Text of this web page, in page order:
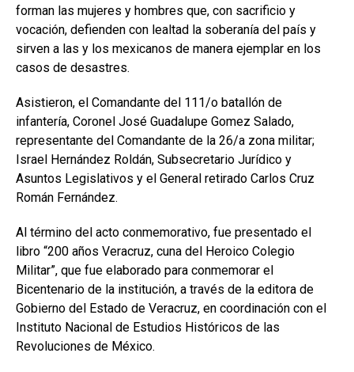
forman las mujeres y hombres que, con sacrificio y
vocación, defienden con lealtad la soberanía del país y
sirven a las y los mexicanos de manera ejemplar en los
casos de desastres.
Asistieron, el Comandante del 111/o batallón de
infantería, Coronel José Guadalupe Gomez Salado,
representante del Comandante de la 26/a zona militar;
Israel Hernández Roldán, Subsecretario Jurídico y
Asuntos Legislativos y el General retirado Carlos Cruz
Román Fernández.
Al término del acto conmemorativo, fue presentado el
libro “200 años Veracruz, cuna del Heroico Colegio
Militar”, que fue elaborado para conmemorar el
Bicentenario de la institución, a través de la editora de
Gobierno del Estado de Veracruz, en coordinación con el
Instituto Nacional de Estudios Históricos de las
Revoluciones de México.